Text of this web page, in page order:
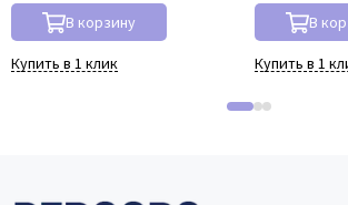
В корзину
Купить в 1 клик
В
Купить в 1